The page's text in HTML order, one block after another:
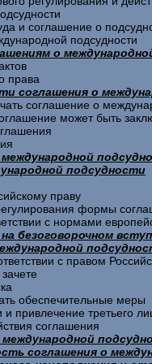
и соглашение о
подсудности
о
права
соглашения о
соглашение о
может быть
подсудности
праву
формы
с нормами
безоговорочном
с правом
обеспечительные меры
привлечение третьего
соглашения
соглашения о